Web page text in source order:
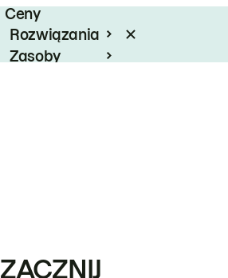
Ceny
Rozwiązania
Zasoby
ZACZNIJ